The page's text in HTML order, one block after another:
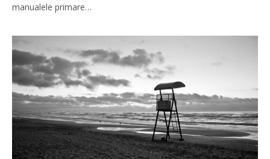
manualele primare…